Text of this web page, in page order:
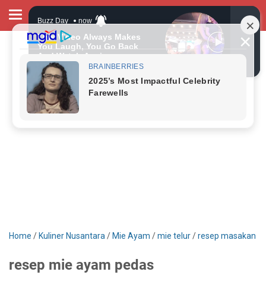
Home / Kuliner Nusantara / Mie Ayam /mie telur/resep masakan
resep mie ayam pedas